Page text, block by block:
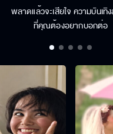
พลาดแล้วจะเสียใจ ความบันเทิ
ที่คุณต้องอยากบอกต่อ